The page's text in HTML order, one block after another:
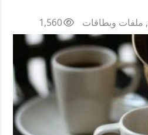
, ملفات وبطاقات 1,560